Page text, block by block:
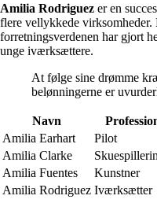
Amilia Rodriguez er en
flere vellykkede
forretningsverdenen har gjort
unge iværksættere.
At følge sine drømme
belønningerne er
Navn
Amilia Earhart
Pilot
Amilia Clarke
Amilia Fuentes
Kunstner
Amilia Rodriguez Iværksætter